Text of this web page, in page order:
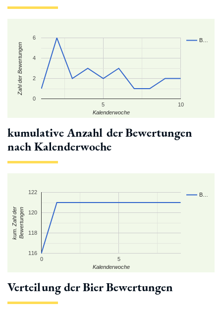
B…
5 10
0
2
4
6
Kalenderwoche
Zahl der Bewertungen
kumulative Anzahl der Bewertungen
nach Kalenderwoche
B…
0 5
116
118
120
122
Kalenderwoche
kum. Zahl derBewertungen
Verteilung der Bier Bewertungen